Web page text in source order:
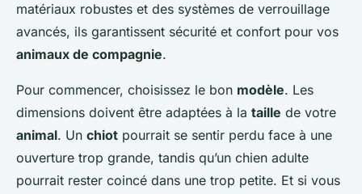
matériaux robustes et des systèmes de verrouillage
avancés, ils garantissent sécurité et confort pour vos
animaux de compagnie.
Pour commencer, choisissez le bon modèle. Les
dimensions doivent être adaptées à la taille de votre
animal. Un chiot pourrait se sentir perdu face à une
ouverture trop grande, tandis qu’un chien adulte
pourrait rester coincé dans une trop petite. Et si vous